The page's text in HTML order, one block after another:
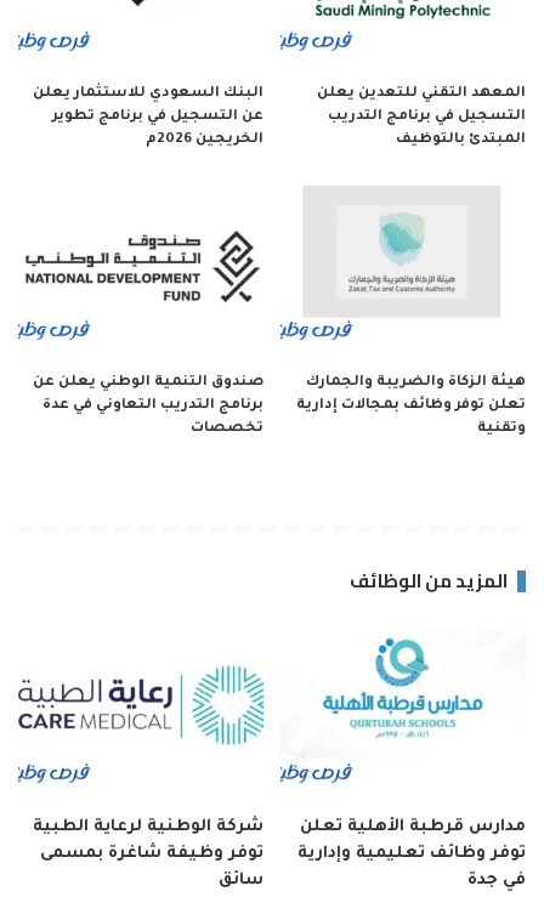
المعهد التقني للتعدين يعلن
التسجيل في برنامج التدريب
المبتدئ بالتوظيف
البنك السعودي للاستثمار يعلن
عن التسجيل في برنامج تطوير
الخريجين 2026م
هيئة الزكاة والضريبة والجمارك
تعلن توفر وظائف بمجالات إدارية
وتقنية
صندوق التنمية الوطني يعلن عن
برنامج التدريب التعاوني في عدة
تخصصات
المزيد من الوظائف
مدارس قرطبة الأهلية تعلن
توفر وظائف تعليمية وإدارية
في جدة
شركة الوطنية لرعاية الطبية
توفر وظيفة شاغرة بمسمى
سائق